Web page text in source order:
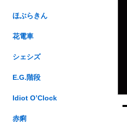
ほぶらきん
花電車
シェシズ
E.G.階段
Idiot O’Clock
赤痢